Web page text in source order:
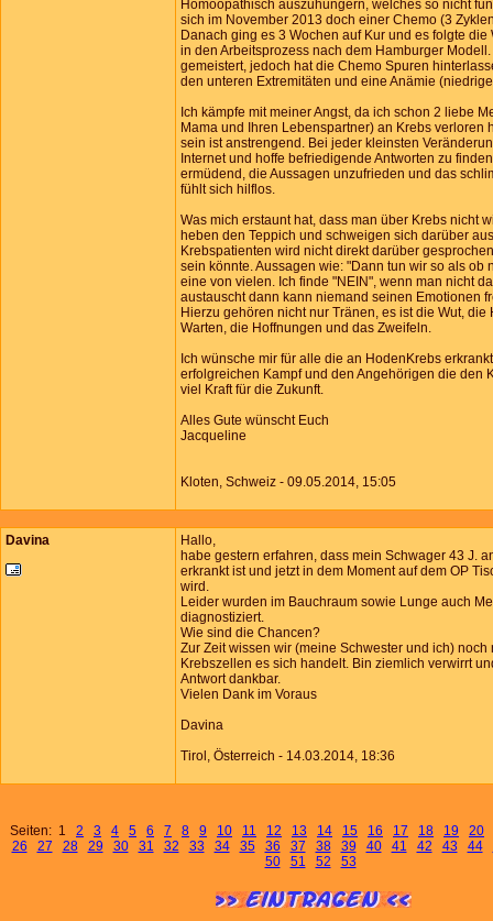
Homöopathisch auszuhungern, welches so nicht
sich im November 2013 doch einer Chemo (3
Danach ging es 3 Wochen auf Kur und es folgte
in den Arbeitsprozess nach dem Hamburger
gemeistert, jedoch hat die Chemo Spuren
den unteren Extremitäten und eine Anämie
Ich kämpfe mit meiner Angst, da ich schon 2 liebe
Mama und Ihren Lebenspartner) an Krebs verloren
sein ist anstrengend. Bei jeder kleinsten
Internet und hoffe befriedigende Antworten zu
ermüdend, die Aussagen unzufrieden und das
fühlt sich hilflos.
Was mich erstaunt hat, dass man über Krebs nicht
heben den Teppich und schweigen sich darüber
Krebspatienten wird nicht direkt darüber
sein könnte. Aussagen wie: "Dann tun wir so als ob
eine von vielen. Ich finde "NEIN", wenn man nicht
austauscht dann kann niemand seinen Emotionen
Hierzu gehören nicht nur Tränen, es ist die Wut, die
Warten, die Hoffnungen und das Zweifeln.
Ich wünsche mir für alle die an HodenKrebs
erfolgreichen Kampf und den Angehörigen die den
viel Kraft für die Zukunft.
Alles Gute wünscht Euch
Jacqueline
Kloten, Schweiz - 09.05.2014, 15:05
Davina
Hallo,
habe gestern erfahren, dass mein Schwager 43 J.
erkrankt ist und jetzt in dem Moment auf dem OP
wird.
Leider wurden im Bauchraum sowie Lunge auch
diagnostiziert.
Wie sind die Chancen?
Zur Zeit wissen wir (meine Schwester und ich) noch
Krebszellen es sich handelt. Bin ziemlich verwirrt
Antwort dankbar.
Vielen Dank im Voraus
Davina
Tirol, Österreich - 14.03.2014, 18:36
Seiten: 1 2 3 4 5 6 7 8 9 10 11 12 13 14 15 16 17 18 19
20
26
27 28 29 30 31 32 33 34 35 36 37 38 39 40 41 42 43 44
50
51 52 53